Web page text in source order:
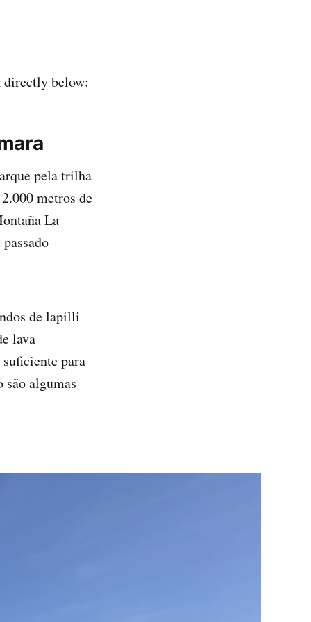
directly below:
pela trilha
metros de
La
de lapilli
lava
para
algumas